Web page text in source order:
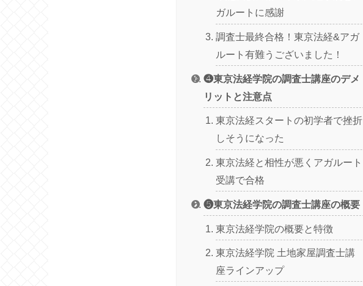
ガルートに感謝
調査士最終合格！東京法経&アガ
ルート有難うございました！
❹東京法経学院の調査士講座のデメ
リットと注意点
東京法経スタートの初学者で挫折
しそうになった
東京法経と相性が悪くアガルート
受講で合格
❺東京法経学院の調査士講座の概要
東京法経学院の概要と特徴
東京法経学院 土地家屋調査士講
座ラインアップ